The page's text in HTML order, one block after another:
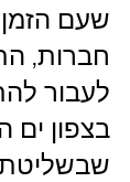
שעם הזמן
חברות,
לעבור
בצפון